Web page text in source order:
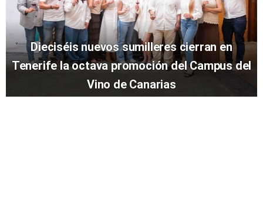
Dieciséis nuevos sumilleres cierran en
Tenerife la octava promoción del Campus del
Vino de Canarias